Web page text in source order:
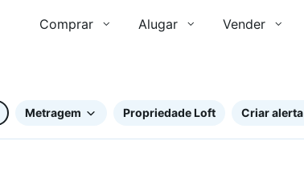
Comprar Alugar Vender
Metragem Propriedade Loft Criar alerta